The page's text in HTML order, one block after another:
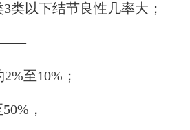
以下结节良性几率大；
——
至10%；
，